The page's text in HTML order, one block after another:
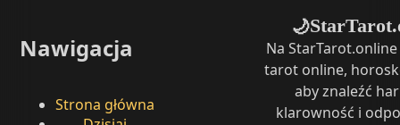
Nawigacja
Strona główna
🌙
Na
tarot online,
aby znaleźć
klarowność i